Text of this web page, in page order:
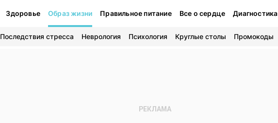
Здоровье Образ жизни Правильное питание Все о сердце Диагностика
Последствия стресса Неврология Психология Круглые столы Промокоды